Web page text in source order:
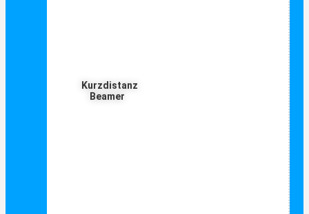
Kurzdistanz
Beamer